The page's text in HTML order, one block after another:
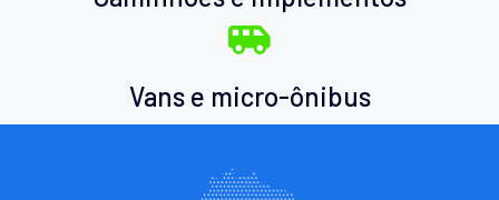
Vans e micro-ônibus